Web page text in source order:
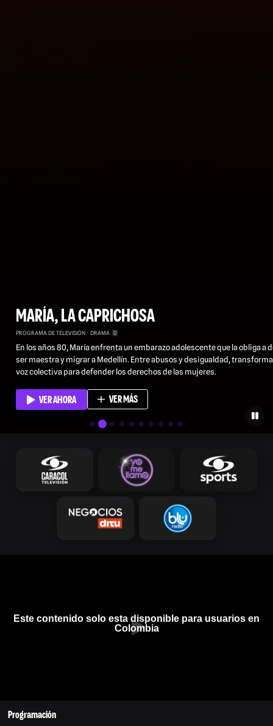
MARÍA, LA CAPRICHOSA
PROGRAMA DE TELEVISIÓN DRAMA 0
En los años 80, María enfrenta un embarazo adolescente que la obliga a
ser maestra y migrar a Medellín. Entre abusos y desigualdad,
voz colectiva para defender los derechos de las mujeres.
VER AHORA VER MÁS
Este contenido solo esta disponible para usuarios en
Colombia
Programación